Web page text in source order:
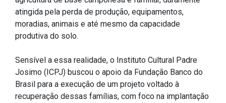
Ouvidoria
Portal do Cidadão
Publicações
atingida pela perda de produção, equipamentos,
moradias, animais e até mesmo da capacidade
produtiva do solo.
Sensível a essa realidade, o Instituto Cultural Padre
Josimo (ICPJ) buscou o apoio da Fundação Banco do
Brasil para a execução de um projeto voltado à
recuperação dessas famílias, com foco na implantação